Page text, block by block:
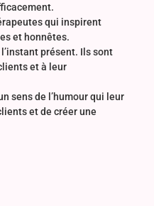
qui inspirent
et honnêtes.
présent. Ils sont
et à leur
sens de l’humour qui leur
et de créer une